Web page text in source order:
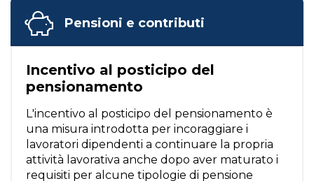
Pensioni e contributi
Incentivo al posticipo del
pensionamento
L'incentivo al posticipo del pensionamento è
una misura introdotta per incoraggiare i
lavoratori dipendenti a continuare la propria
attività lavorativa anche dopo aver maturato i
requisiti per alcune tipologie di pensione